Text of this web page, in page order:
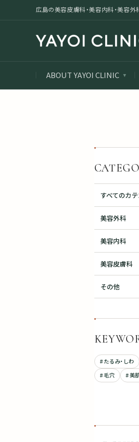
広島の美容皮膚科・美容内科・美容
ABOUT YAYOI CLINIC
すべてのカ
美容外科
美容内科
美容皮膚科
その他
# たるみ・しわ
# 毛穴
# 美